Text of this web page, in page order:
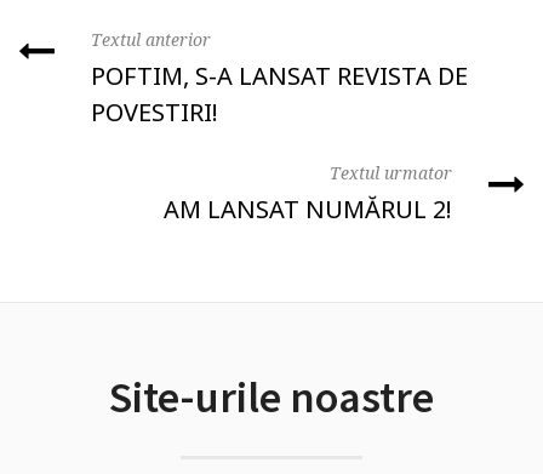
Textul anterior
POFTIM, S-A LANSAT REVISTA DE
POVESTIRI!
Textul urmator
AM LANSAT NUMĂRUL 2!
Site-urile noastre